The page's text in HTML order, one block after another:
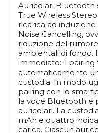
Auricolari Bluetooth
True Wireless
ricarica ad
Noise Cancelling,
riduzione del
ambientali di fondo.
immediato: il pairing
automaticamente
custodia. In modo
pairing con lo
la voce Bluetooth e
auricolari. La
mAh e quattro
carica. Ciascun